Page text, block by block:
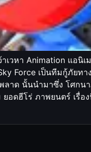
เวหา Animation แอ
Force เป็นทีมกู้ภัย
าด นั้นนำมาซึ่ง โศกน
อดฮีโร่ ภาพยนตร์ เรื่